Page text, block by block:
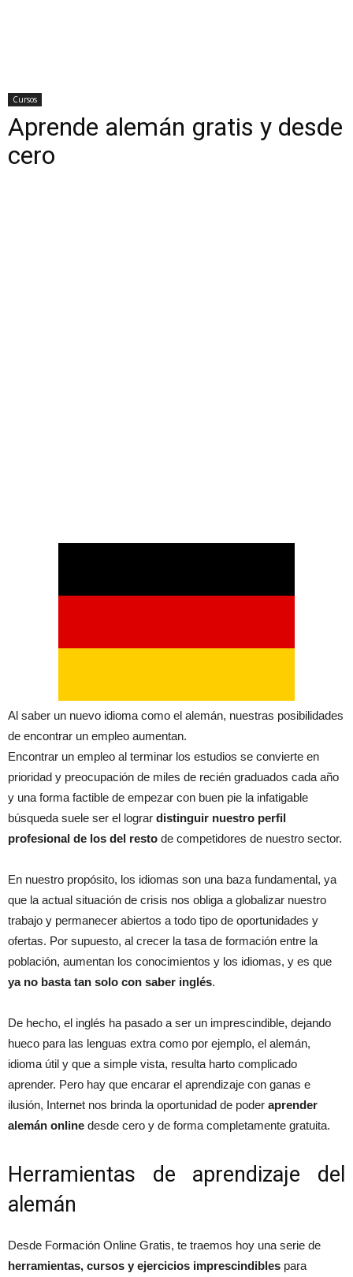
Cursos
Aprende alemán gratis y desde
cero
Al saber un nuevo idioma como el alemán, nuestras posibilidades
de encontrar un empleo aumentan.
Encontrar un empleo al terminar los estudios se convierte en
prioridad y preocupación de miles de recién graduados cada año
y una forma factible de empezar con buen pie la infatigable
búsqueda suele ser el lograr distinguir nuestro perfil
profesional de los del resto de competidores de nuestro sector.
En nuestro propósito, los idiomas son una baza fundamental, ya
que la actual situación de crisis nos obliga a globalizar nuestro
trabajo y permanecer abiertos a todo tipo de oportunidades y
ofertas. Por supuesto, al crecer la tasa de formación entre la
población, aumentan los conocimientos y los idiomas, y es que
ya no basta tan solo con saber inglés.
De hecho, el inglés ha pasado a ser un imprescindible, dejando
hueco para las lenguas extra como por ejemplo, el alemán,
idioma útil y que a simple vista, resulta harto complicado
aprender. Pero hay que encarar el aprendizaje con ganas e
ilusión, Internet nos brinda la oportunidad de poder aprender
alemán online desde cero y de forma completamente gratuita.
Herramientas de aprendizaje del
alemán
Desde Formación Online Gratis, te traemos hoy una serie de
herramientas, cursos y ejercicios imprescindibles para